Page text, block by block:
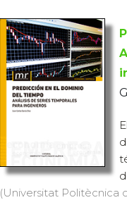
(Universitat Politècnica